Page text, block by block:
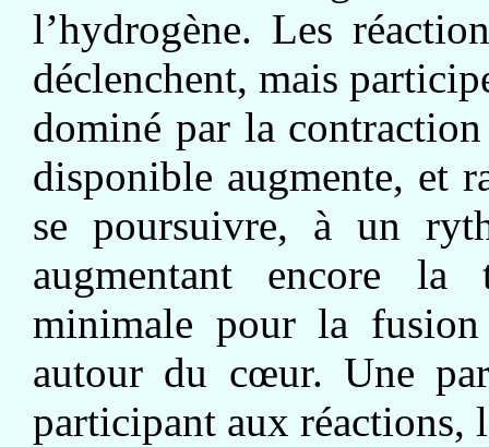
l’hydrogène. Les
déclenchent, mais
dominé par la
disponible augmente, et
se poursuivre, à un
augmentant encore la
minimale pour la fusion
autour du cœur. Une
participant aux réactions,